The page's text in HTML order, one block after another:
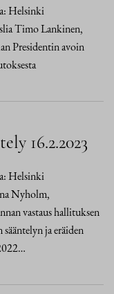
Helsinki
Timo Lankinen,
Presidentin avoin
16.2.2023
Helsinki
Nyholm,
vastaus hallituksen
ja eräiden